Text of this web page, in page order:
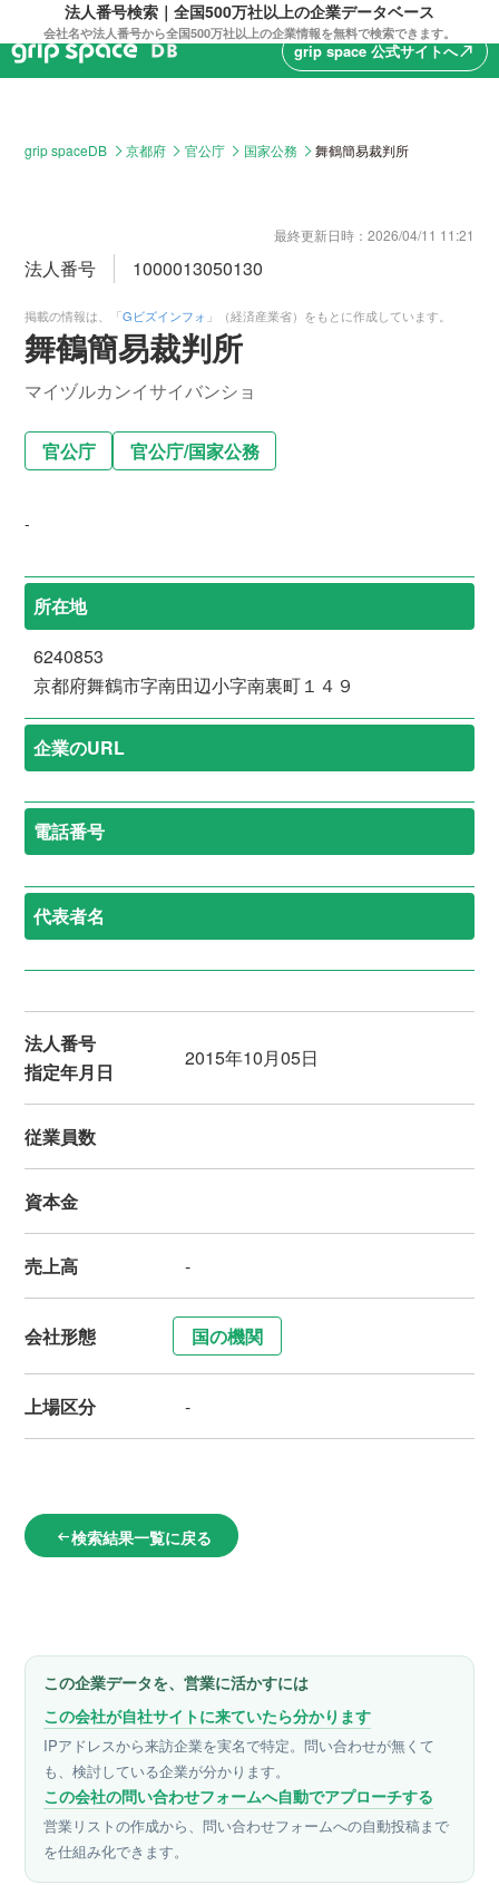
法人番号検索｜全国500万社以上の企業データベース
会社名や法人番号から全国500万社以上の企業情報を無料で検索できます。
grip space 公式サイトへnorth_east
grip spaceDB 京都府 官公庁 国家公務 舞鶴簡易裁判所
最終更新日時： 2026/04/11 11:21
法人番号 1000013050130
掲載の情報は、「Gビズインフォ 」（経済産業省）をもとに作成しています。
舞鶴簡易裁判所
マイヅルカンイサイバンショ
官公庁 官公庁/国家公務
-
所在地
6240853
京都府舞鶴市字南田辺小字南裏町１４９
企業のURL
電話番号
代表者名
法人番号
指定年月日
2015年10月05日
従業員数
資本金
売上高 -
会社形態 国の機関
上場区分 -
arrow_left_alt検索結果一覧に戻る
この企業データを、営業に活かすには
この会社が自社サイトに来ていたら分かります
IPアドレスから来訪企業を実名で特定。問い合わせが無くて
も、検討している企業が分かります。
この会社の問い合わせフォームへ自動でアプローチする
営業リストの作成から、問い合わせフォームへの自動投稿まで
を仕組み化できます。